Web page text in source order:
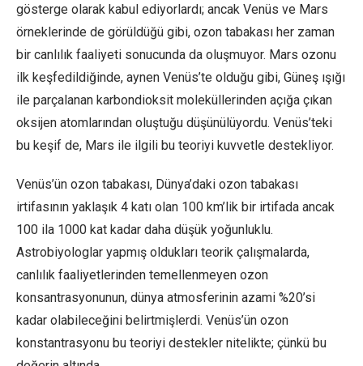
gösterge olarak kabul ediyorlardı; ancak Venüs ve Mars
örneklerinde de görüldüğü gibi, ozon tabakası her zaman
bir canlılık faaliyeti sonucunda da oluşmuyor. Mars ozonu
ilk keşfedildiğinde, aynen Venüs’te olduğu gibi, Güneş ışığı
ile parçalanan karbondioksit moleküllerinden açığa çıkan
oksijen atomlarından oluştuğu düşünülüyordu. Venüs’teki
bu keşif de, Mars ile ilgili bu teoriyi kuvvetle destekliyor.
Venüs’ün ozon tabakası, Dünya’daki ozon tabakası
irtifasının yaklaşık 4 katı olan 100 km’lik bir irtifada ancak
100 ila 1000 kat kadar daha düşük yoğunluklu.
Astrobiyologlar yapmış oldukları teorik çalışmalarda,
canlılık faaliyetlerinden temellenmeyen ozon
konsantrasyonunun, dünya atmosferinin azami %20’si
kadar olabileceğini belirtmişlerdi. Venüs’ün ozon
konstantrasyonu bu teoriyi destekler nitelikte; çünkü bu